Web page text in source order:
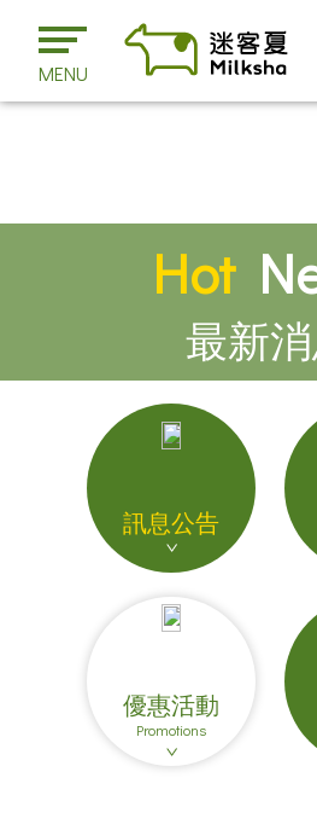
MENU
Hot
最新
訊息公告
優惠活動
Promotions